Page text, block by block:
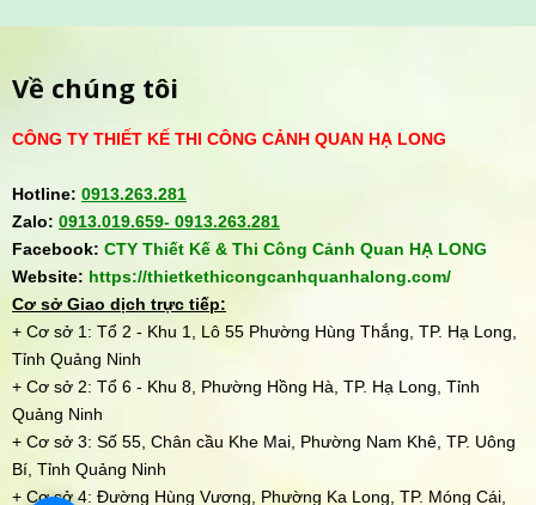
Về chúng tôi
CÔNG TY THIẾT KẾ THI CÔNG CẢNH QUAN HẠ LONG
Hotline: 0913.263.281
Zalo: 0913.019.659- 0913.263.281
Facebook: CTY Thiết Kế & Thi Công Cảnh Quan HẠ LONG
Website: https://thietkethicongcanhquanhalong.com/
Cơ sở Giao dịch trực tiếp:
+ Cơ sở 1: Tổ 2 - Khu 1, Lô 55 Phường Hùng Thắng, TP. Hạ Long,
Tỉnh Quảng Ninh
+ Cơ sở 2: Tổ 6 - Khu 8, Phường Hồng Hà, TP. Hạ Long, Tỉnh
Quảng Ninh
+ Cơ sở 3: Số 55, Chân cầu Khe Mai, Phường Nam Khê, TP. Uông
Bí, Tỉnh Quảng Ninh
+ Cơ sở 4: Đường Hùng Vương, Phường Ka Long, TP. Móng Cái,